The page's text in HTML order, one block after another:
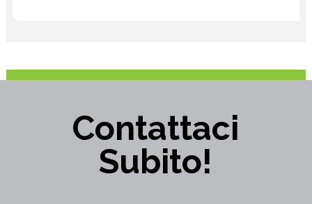
Contattaci
Subito!